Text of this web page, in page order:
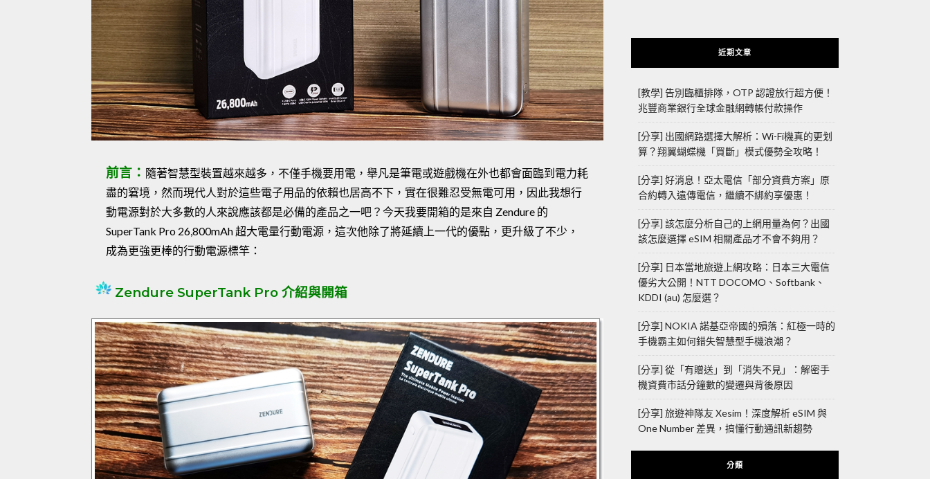
前言： 隨著智慧型裝置越來越多，不僅手機要用電，舉凡是筆電或遊戲機在外也都會面臨到電力耗
盡的窘境，然而現代人對於這些電子用品的依賴也居高不下，實在很難忍受無電可用，因此我想行
動電源對於大多數的人來說應該都是必備的產品之一吧？今天我要開箱的是來自 Zendure 的
SuperTank Pro 26,800mAh 超大電量行動電源，這次他除了將延續上一代的優點，更升級了不少，
成為更強更棒的行動電源標竿：
Zendure SuperTank Pro 介紹與開箱
近期文章
[教學] 告別臨櫃排隊，OTP 認證放行超方便！
兆豐商業銀行全球金融網轉帳付款操作
[分享] 出國網路選擇大解析：Wi-Fi機真的更划
算？翔翼蝴蝶機「買斷」模式優勢全攻略！
[分享] 好消息！亞太電信「部分資費方案」原
合約轉入遠傳電信，繼續不綁約享優惠！
[分享] 該怎麼分析自己的上網用量為何？出國
該怎麼選擇 eSIM 相關產品才不會不夠用？
[分享] 日本當地旅遊上網攻略：日本三大電信
優劣大公開！NTT DOCOMO、Softbank、
KDDI (au) 怎麼選？
[分享] NOKIA 諾基亞帝國的殞落：紅極一時的
手機霸主如何錯失智慧型手機浪潮？
[分享] 從「有贈送」到「消失不見」：解密手
機資費市話分鐘數的變遷與背後原因
[分享] 旅遊神隊友 Xesim！深度解析 eSIM 與
One Number 差異，搞懂行動通訊新趨勢
分類